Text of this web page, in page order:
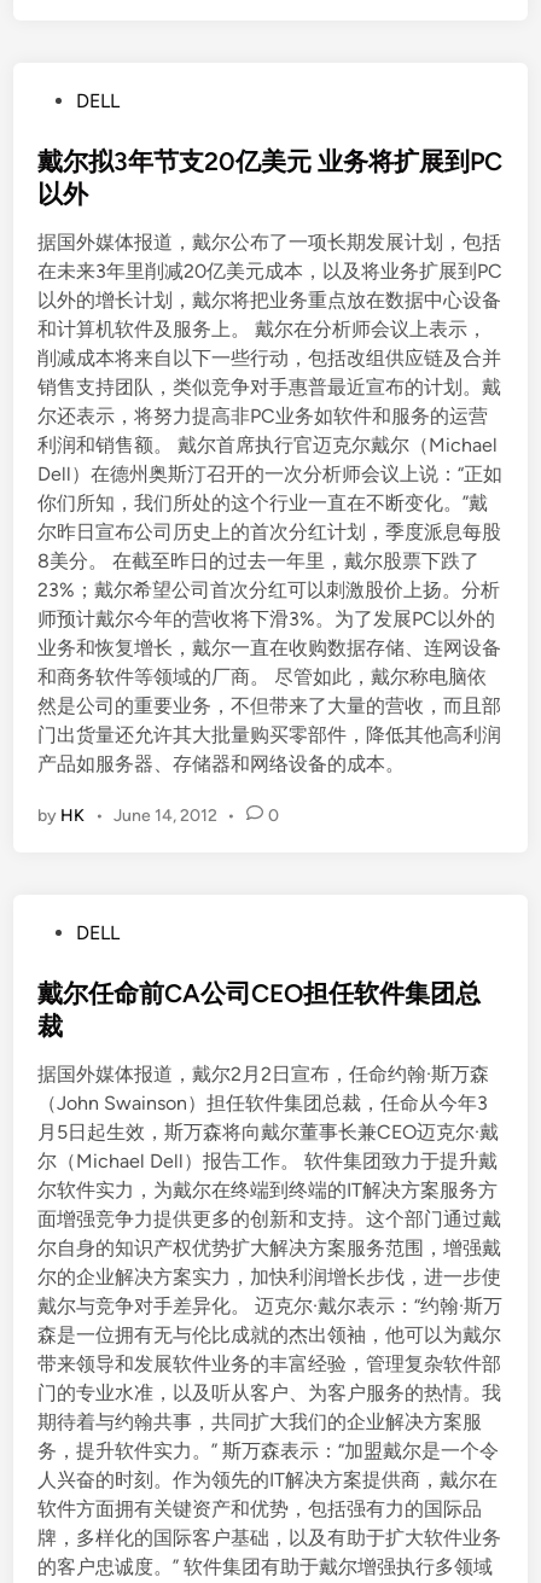
s
t
d
i
n
DELL
戴尔拟3年节支20亿美元 业务将扩展到PC
以外
据国外媒体报道，戴尔公布了一项长期发展计划，包括
在未来3年里削减20亿美元成本，以及将业务扩展到PC
以外的增长计划，戴尔将把业务重点放在数据中心设备
和计算机软件及服务上。 戴尔在分析师会议上表示，
削减成本将来自以下一些行动，包括改组供应链及合并
销售支持团队，类似竞争对手惠普最近宣布的计划。戴
尔还表示，将努力提高非PC业务如软件和服务的运营
利润和销售额。 戴尔首席执行官迈克尔戴尔（Michael
Dell）在德州奥斯汀召开的一次分析师会议上说：“正如
你们所知，我们所处的这个行业一直在不断变化。”戴
尔昨日宣布公司历史上的首次分红计划，季度派息每股
8美分。 在截至昨日的过去一年里，戴尔股票下跌了
23%；戴尔希望公司首次分红可以刺激股价上扬。分析
师预计戴尔今年的营收将下滑3%。为了发展PC以外的
业务和恢复增长，戴尔一直在收购数据存储、连网设备
和商务软件等领域的厂商。 尽管如此，戴尔称电脑依
然是公司的重要业务，不但带来了大量的营收，而且部
门出货量还允许其大批量购买零部件，降低其他高利润
产品如服务器、存储器和网络设备的成本。
by HK • June 14, 2012 • 0
s
t
d
n
DELL
戴尔任命前CA公司CEO担任软件集团总
裁
据国外媒体报道，戴尔2月2日宣布，任命约翰·斯万森
（John Swainson）担任软件集团总裁，任命从今年3
月5日起生效，斯万森将向戴尔董事长兼CEO迈克尔·戴
尔（Michael Dell）报告工作。 软件集团致力于提升戴
尔软件实力，为戴尔在终端到终端的IT解决方案服务方
面增强竞争力提供更多的创新和支持。这个部门通过戴
尔自身的知识产权优势扩大解决方案服务范围，增强戴
尔的企业解决方案实力，加快利润增长步伐，进一步使
戴尔与竞争对手差异化。 迈克尔·戴尔表示：“约翰·斯万
森是一位拥有无与伦比成就的杰出领袖，他可以为戴尔
带来领导和发展软件业务的丰富经验，管理复杂软件部
门的专业水准，以及听从客户、为客户服务的热情。我
期待着与约翰共事，共同扩大我们的企业解决方案服
务，提升软件实力。” 斯万森表示：“加盟戴尔是一个令
人兴奋的时刻。作为领先的IT解决方案提供商，戴尔在
软件方面拥有关键资产和优势，包括强有力的国际品
牌，多样化的国际客户基础，以及有助于扩大软件业务
的客户忠诚度。” 软件集团有助于戴尔增强执行多领域